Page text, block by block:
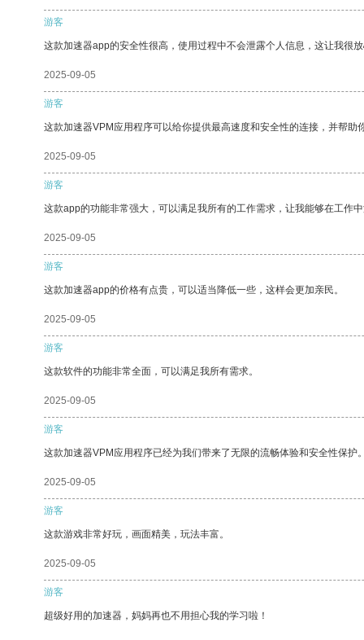
游客
这款加速器app的安全性很高，使用过程中不会泄露个人信息，这让我很
2025-09-05
游客
这款加速器VPM应用程序可以给你提供最高速度和安全性的连接，并帮助
2025-09-05
游客
这款app的功能非常强大，可以满足我所有的工作需求，让我能够在工作
2025-09-05
游客
这款加速器app的价格有点贵，可以适当降低一些，这样会更加亲民。
2025-09-05
游客
这款软件的功能非常全面，可以满足我所有需求。
2025-09-05
游客
这款加速器VPM应用程序已经为我们带来了无限的流畅体验和安全性保护
2025-09-05
游客
这款游戏非常好玩，画面精美，玩法丰富。
2025-09-05
游客
超级好用的加速器，妈妈再也不用担心我的学习啦！